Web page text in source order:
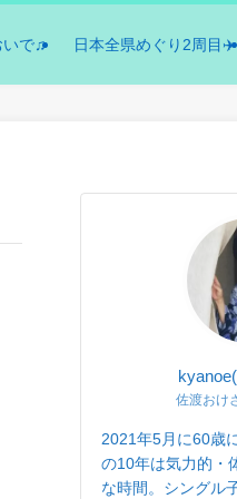
いで♫ 日本全県めぐり2周目✈️
佐渡おけ
2021年5月に60歳
の10年は気力的・
な時間。シングル